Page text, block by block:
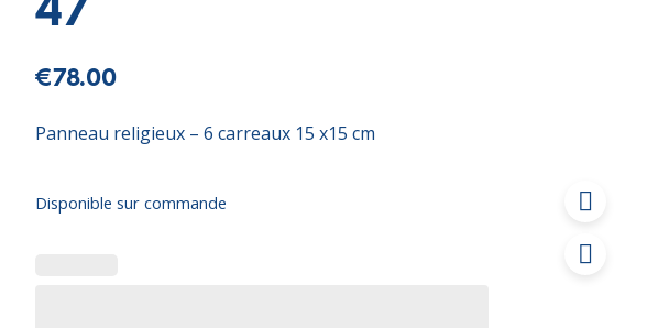
47
€78.00
Panneau religieux – 6 carreaux 15 x15 cm
Disponible sur commande